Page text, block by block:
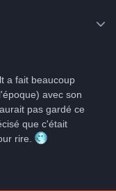
a fait beaucoup
avec son
pas gardé ce
que c'était
rire.